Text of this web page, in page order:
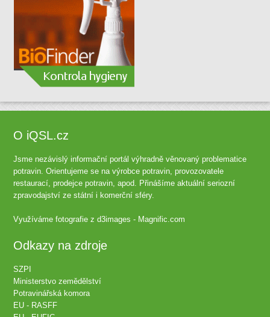
O iQSL.cz
Jsme nezávislý informační portál výhradně věnovaný problematice
potravin. Orientujeme se na výrobce potravin, provozovatele
restaurací, prodejce potravin, apod. Přinášíme aktuální seriozní
zpravodajství ze státní i komerční sféry.
Využíváme fotografie zd3images - Magnific.com
Odkazy na zdroje
SZPI
Ministerstvo zemědělství
Potravinářská komora
EU - RASFF